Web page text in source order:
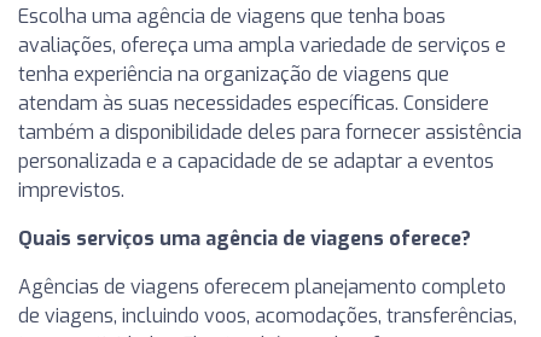
Escolha uma agência de viagens que tenha boas
avaliações, ofereça uma ampla variedade de serviços e
tenha experiência na organização de viagens que
atendam às suas necessidades específicas. Considere
também a disponibilidade deles para fornecer assistência
personalizada e a capacidade de se adaptar a eventos
imprevistos.
Quais serviços uma agência de viagens oferece?
Agências de viagens oferecem planejamento completo
de viagens, incluindo voos, acomodações, transferências,